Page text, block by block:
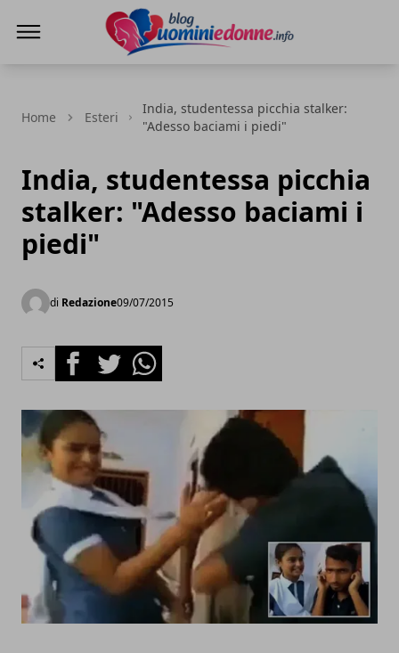
Home Esteri
India, studentessa picchia stalker:
"Adesso baciami i piedi"
India, studentessa picchia
stalker: "Adesso baciami i
piedi"
di Redazione09/07/2015
FacebookTwitterWhatsapp